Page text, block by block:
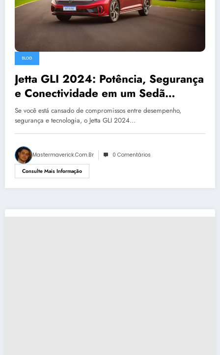
BLOG
Jetta GLI 2024: Potência, Segurança
e Conectividade em um Sedã
Espetacular
Se você está cansado de compromissos entre desempenho,
segurança e tecnologia, o Jetta GLI 2024…
Mastermaverick.com.br 0 Comentários
Consulte Mais Informação